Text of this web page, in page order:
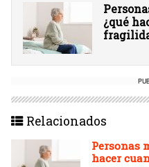
¿qué
Relacionados
Personas
hacer